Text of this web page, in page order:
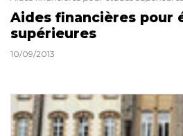
Aides financières pour
supérieures
10/09/2013